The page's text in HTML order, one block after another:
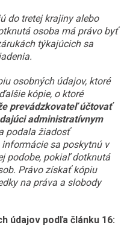
do tretej krajiny alebo
osoba má právo byť
týkajúcich sa
osobných údajov, ktoré
kópie, o ktoré
prevádzkovateľ účtovať
administratívnym
podala žiadosť
sa poskytnú v
podobe, pokiaľ dotknutá
Právo získať kópiu
na práva a slobody
údajov podľa článku 16: